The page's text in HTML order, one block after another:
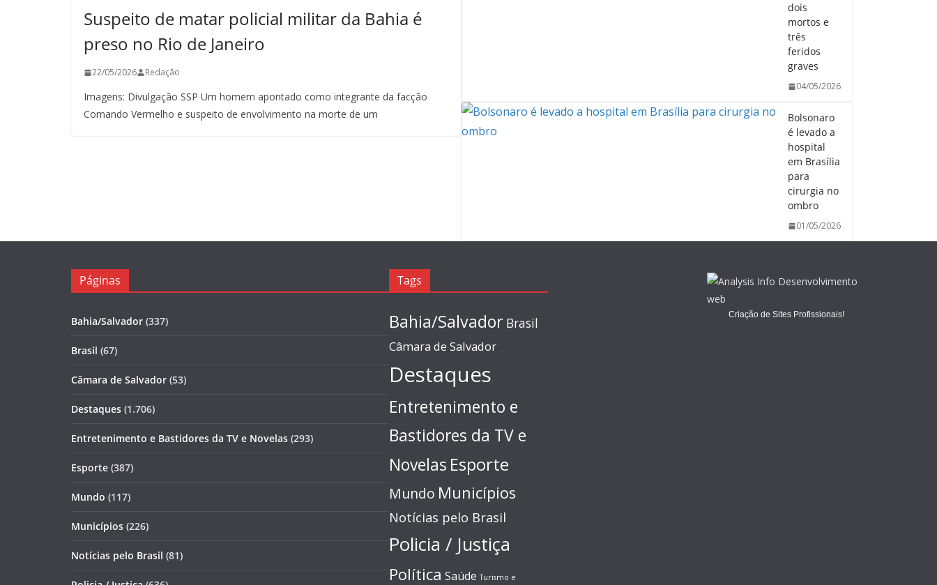
Suspeito de matar policial militar da Bahia é
preso no Rio de Janeiro
22/05/2026 Redação
Imagens: Divulgação SSP Um homem apontado como integrante da facção
Comando Vermelho e suspeito de envolvimento na morte de um
dois
mortos e
três
feridos
graves
04/05/2026
Bolsonaro
é levado a
hospital
em Brasília
para
cirurgia no
ombro
01/05/2026
Páginas
Bahia/Salvador (337)
Brasil (67)
Câmara de Salvador (53)
Destaques (1.706)
Entretenimento e Bastidores da TV e Novelas (293)
Esporte (387)
Mundo (117)
Municípios (226)
Notícias pelo Brasil (81)
Tags
Bahia/Salvador Brasil
Câmara de Salvador
Destaques
Entretenimento e
Bastidores da TV e
Novelas Esporte
Mundo Municípios
Notícias pelo Brasil
Policia / Justiça
Política Saúde Turismo e
Criação de Sites Profissionais!